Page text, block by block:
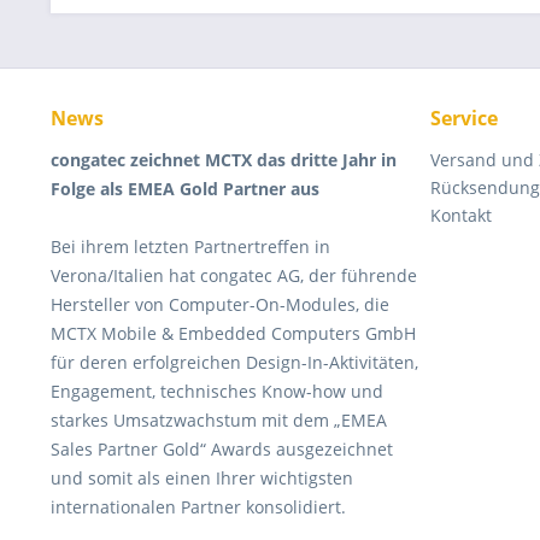
News
congatec zeichnet MCTX das dritte Jahr in
Folge als EMEA Gold Partner aus
Bei ihrem letzten Partnertreffen in
Verona/Italien hat congatec AG, der führende
Hersteller von Computer-On-Modules, die
MCTX Mobile & Embedded Computers GmbH
für deren erfolgreichen Design-In-Aktivitäten,
Engagement, technisches Know-how und
starkes Umsatzwachstum mit dem „EMEA
Sales Partner Gold“ Awards ausgezeichnet
und somit als einen Ihrer wichtigsten
internationalen Partner konsolidiert.
Service
Versand
Kontakt